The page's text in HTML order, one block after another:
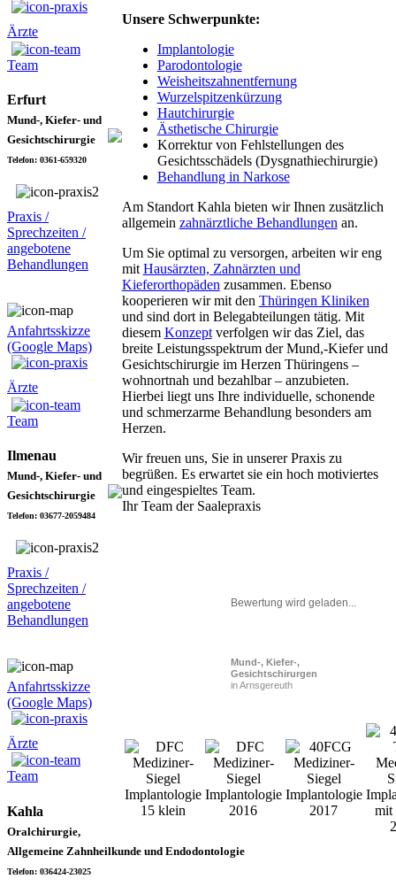
Unsere Schwerpunkte:
Implantologie
Parodontologie
Weisheitszahnentfernung
Wurzelspitzenkürzung
Hautchirurgie
Ästhetische Chirurgie
Korrektur von Fehlstellungen des
Gesichtsschädels (Dysgnathiechirurgie)
Behandlung in Narkose
Am Standort Kahla bieten wir Ihnen zusätzlich
allgemein zahnärztliche Behandlungen an.
Um Sie optimal zu versorgen, arbeiten wir eng
mit Hausärzten, Zahnärzten und
Kieferorthopäden zusammen. Ebenso
kooperieren wir mit den Thüringen Kliniken
und sind dort in Belegabteilungen tätig. Mit
diesem Konzeptverfolgen wir das Ziel, das
breite Leistungsspektrum der Mund,-Kiefer und
Gesichtschirurgie im Herzen Thüringens –
wohnortnah und bezahlbar – anzubieten.
Hierbei liegt uns Ihre individuelle, schonende
und schmerzarme Behandlung besonders am
Herzen.
Wir freuen uns, Sie in unserer Praxis zu
begrüßen. Es erwartet sie ein hoch motiviertes
und eingespieltes Team.
Ihr Team der Saalepraxis
Bewertung wird geladen...
Mund-, Kiefer-,
Gesichtschirurgen
in Arnsgereuth
Ärzte
Team
Erfurt
Mund-, Kiefer- und
Gesichtschirurgie
Telefon: 0361-659320
Praxis /
Sprechzeiten /
angebotene
Behandlungen
Anfahrtsskizze
(Google Maps)
Ärzte
Team
Ilmenau
Mund-, Kiefer- und
Gesichtschirurgie
Telefon: 03677-2059484
Praxis /
Sprechzeiten /
angebotene
Behandlungen
Anfahrtsskizze
(Google Maps)
Ärzte
Team
Kahla
Oralchirurgie,
Allgemeine Zahnheilkunde und Endodontologie
Telefon: 036424-23025